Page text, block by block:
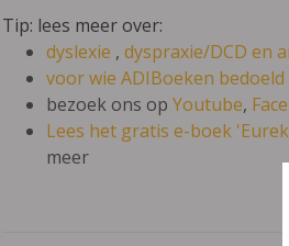
Tip: lees meer over:
dyslexie , dyspraxie/DCD en
voor wie ADIBoeken bedoeld
bezoek ons op Youtube,
Lees het gratis e-boek
meer